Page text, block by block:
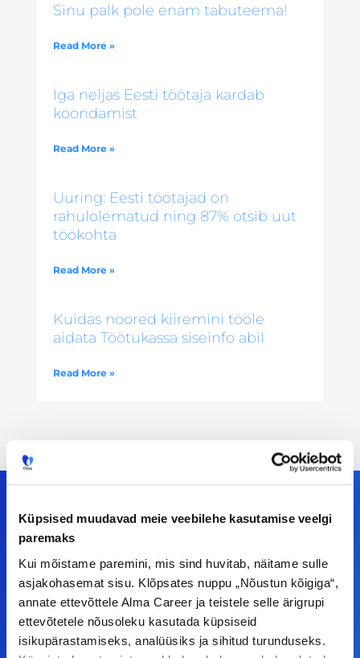
Küpsised muudavad meie veebilehe kasutamise veelgi
paremaks
Kui mõistame paremini, mis sind huvitab, näitame sulle
asjakohasemat sisu. Klõpsates nuppu „Nõustun kõigiga“,
annate ettevõttele Alma Career ja teistele selle ärigrupi
ettevõtetele nõusoleku kasutada küpsiseid
isikupärastamiseks, analüüsiks ja sihitud turunduseks.
Sinu palk pole enam tabuteema!
Read More »
Iga neljas Eesti töötaja kardab
koondamist
Read More »
Uuring: Eesti töötajad on
rahulolematud ning 87% otsib uut
töökohta
Read More »
Kuidas noored kiiremini tööle
aidata Töötukassa siseinfo abil
Read More »
Tööelublogi.ee lehelt leiad kõik vajaliku, et olla
kursis tööturu uudistega. Kui sul on
ettepanekuid erinevate teemade osas või soovid
teha koostööd, siis võta meiega julgelt ühendust.